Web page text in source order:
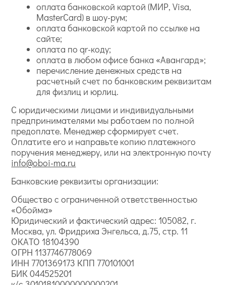
оплата банковской картой (МИР, Visa,
MasterCard) в шоу-рум;
оплата банковской картой по ссылке на
сайте;
оплата по qr-коду;
оплата в любом офисе банка «Авангард»;
перечисление денежных средств на
расчетный счет по банковским реквизитам
для физлиц и юрлиц.
С юридическими лицами и индивидуальными
предпринимателями мы работаем по полной
предоплате. Менеджер сформирует счет.
Оплатите его и направьте копию платежного
поручения менеджеру, или на электронную почту
info@oboi-ma.ru
Банковские реквизиты организации:
Общество с ограниченной ответственностью
«Обойма»
Юридический и фактический адрес: 105082, г.
Москва, ул. Фридриха Энгельса, д.75, стр. 11
ОКАТО 18104390
ОГРН 1137746778069
ИНН 7701369173 КПП 770101001
БИК 044525201